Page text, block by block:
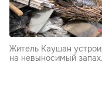
Житель Каушан
на невыносимый запах.